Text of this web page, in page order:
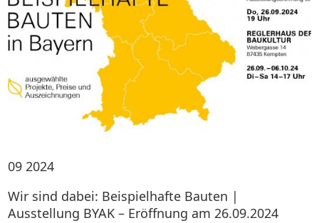
09 2024
Wir sind dabei: Beispielhafte Bauten |
Ausstellung BYAK – Eröffnung am 26.09.2024